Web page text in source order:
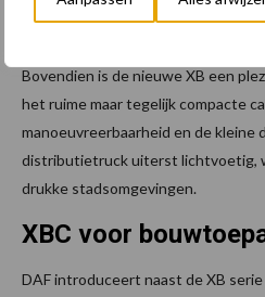
Bovendien is de nieuwe XB een
het ruime maar tegelijk compacte
manoeuvreerbaarheid en de kleine
distributietruck uiterst lichtvoetig,
drukke stadsomgevingen.
XBC voor
DAF introduceert naast de XB